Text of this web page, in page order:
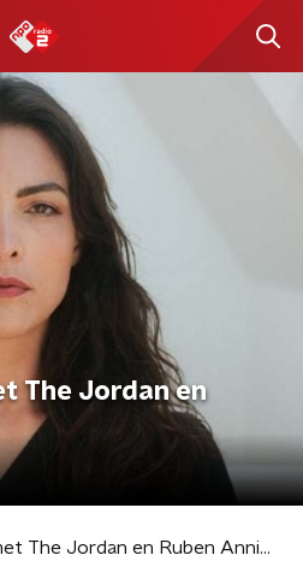
The Jordan en
Muziekcafé met The Jordan en Ruben Annink